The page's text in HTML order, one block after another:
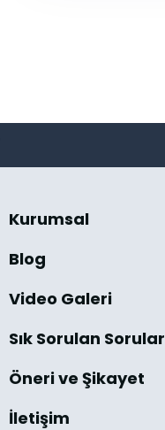
Kurumsal
Blog
Video Galeri
Sık Sorulan Sorular
Öneri ve Şikayet
İletişim